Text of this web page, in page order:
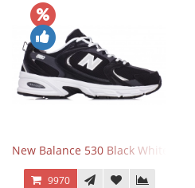
New Balance 530 Black White Silver
9970